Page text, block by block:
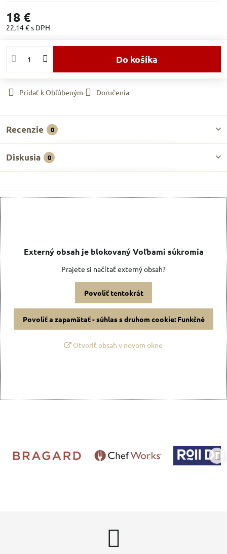
18 €
22,14 €s DPH
Do košíka
Pridať k Obľúbeným Doručenia
Recenzie 0
Diskusia 0
Externý obsah je blokovaný Voľbami súkromia
Prajete si načítať externý obsah?
Povoliť tentokrát
Povoliť a zapamätať - súhlas s druhom cookie: Funkčné
Otvoriť obsah v novom okne